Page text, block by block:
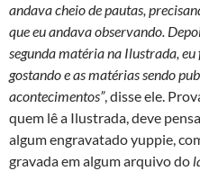
andava cheio de pautas,
que eu andava observando.
segunda matéria na Ilustrada,
gostando e as matérias sendo
acontecimentos”, disse ele.
quem lê a Ilustrada, deve
algum engravatado yuppie,
gravada em algum arquivo do